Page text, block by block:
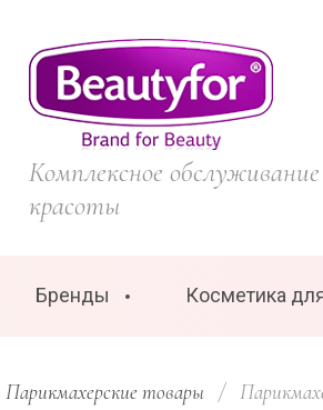
Комплексное обслуживание
красоты
Бренды Косметика
Парикмахерские товары /